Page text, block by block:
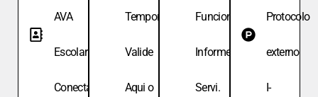
AVA
Escolar
Conecta
Temporária
Valide
Aqui o
Funcionário
Informe
Servi.
Protocolo
externo
I-